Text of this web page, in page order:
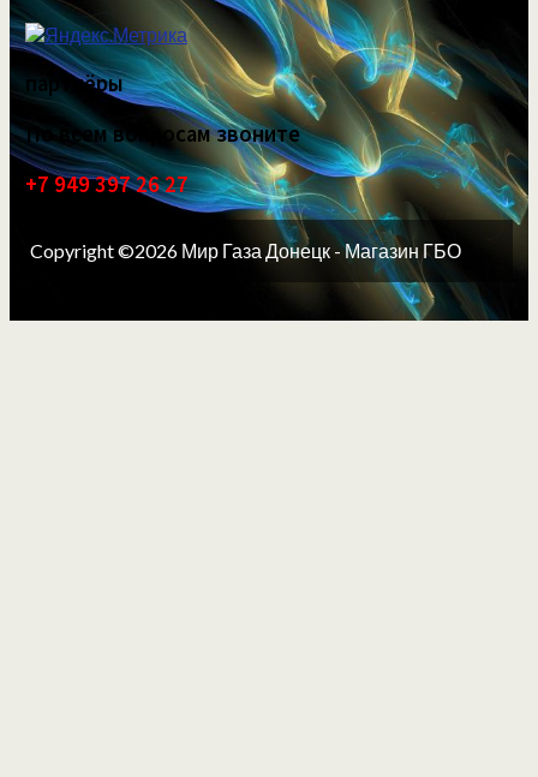
партнёры
По всем вопросам звоните
+7 949 397 26 27
Copyright ©2026 Мир Газа Донецк - Магазин ГБО